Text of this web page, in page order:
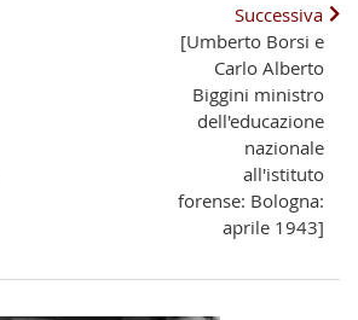
Successiva
[Umberto Borsi e
Carlo Alberto
Biggini ministro
dell'educazione
nazionale
all'istituto
forense: Bologna:
aprile 1943]